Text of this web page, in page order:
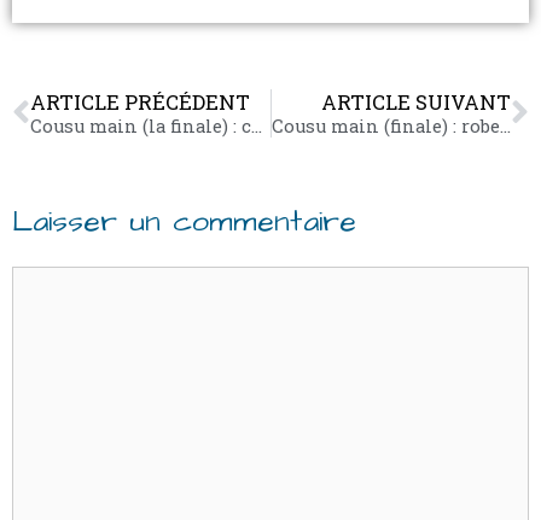
ARTICLE PRÉCÉDENT
Cousu main (la finale) : customisation jupe
ARTICLE SUIVANT
Cousu main (finale) : robe de soirée
Laisser un commentaire